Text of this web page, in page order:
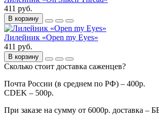
411 руб.
В корзину
Лилейник «Open my Eyes»
411 руб.
В корзину
Сколько стоит доставка саженцев?
Почта России (в среднем по РФ) – 400р.
CDEK – 500р.
При заказе на сумму от 6000р. доставка